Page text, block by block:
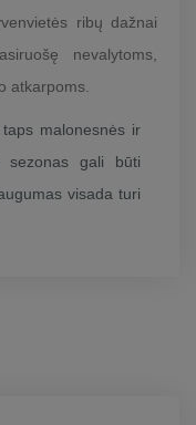
ribų dažnai
nevalytoms,
atkarpoms.
malonesnės ir
sezonas gali būti
visada turi